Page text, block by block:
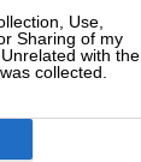
Use,
Sharing of my
with the
collected.
25 ετών
η